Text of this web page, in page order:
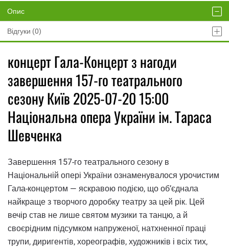
Опис
Відгуки (0)
концерт Гала-Концерт з нагоди
завершення 157-го театрального
сезону Київ 2025-07-20 15:00
Національна опера України ім. Тараса
Шевченка
Завершення 157-го театрального сезону в
Національній опері України ознаменувалося урочистим
Гала-концертом — яскравою подією, що об’єднала
найкраще з творчого доробку театру за цей рік. Цей
вечір став не лише святом музики та танцю, а й
своєрідним підсумком напруженої, натхненної праці
трупи, диригентів, хореографів, художників і всіх тих,